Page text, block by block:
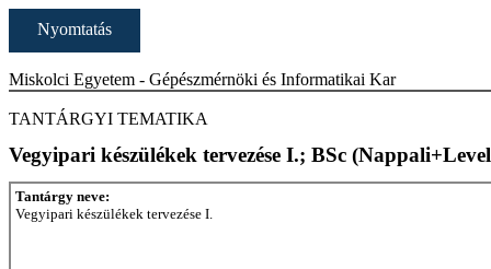
Nyomtatás
Miskolci Egyetem - Gépészmérnöki és Informatikai Kar
TANTÁRGYI TEMATIKA
Vegyipari készülékek tervezése I.; BSc
Tantárgy neve:
Vegyipari készülékek tervezése I.